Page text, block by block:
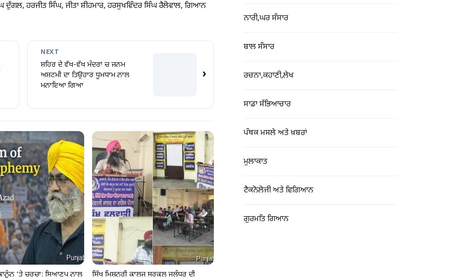
ਦੁੱਗਲ, ਹਰਜੀਤ ਸਿੰਘ, ਜੀਤਾ ਸ਼ੀਹਮਾਰ, ਹਰਸੁਖਵਿੰਦਰ ਸਿੰਘ ਰੈਲੋਵਾਲ, ਗਿਆਨ
NEXT
ਸ਼ਹਿਰ ਦੇ ਵੱਖ-ਵੱਖ ਮੰਦਰਾਂ ਚ ਜਨਮ
ਅਸ਼ਟਮੀ ਦਾ ਤਿਉਹਾਰ ਧੂਮਧਾਮ ਨਾਲ
ਮਨਾਇਆ ਗਿਆ
›
‘ਤੇ ਚਰਚਾ: ਸਿਆਣਪ ਨਾਲ
ਸਿੱਖ ਮਿਸ਼ਨਰੀ ਕਾਲਜ ਸਰਕਲ ਜਲੰਧਰ ਦੀ
ਨਾਰੀ,ਘਰ ਸੰਸਾਰ
ਬਾਲ ਸੰਸਾਰ
ਰਚਨਾ,ਕਹਾਣੀ,ਲੇਖ
ਸਾਡਾ ਸੱਭਿਆਚਾਰ
ਪੰਥਕ ਮਸਲੇ ਅਤੇ ਖ਼ਬਰਾਂ
ਮੁਲਾਕਾਤ
ਟੈਕਨੋਲੋਜੀ ਅਤੇ ਵਿਗਿਆਨ
ਗੁਰਮਤਿ ਗਿਆਨ